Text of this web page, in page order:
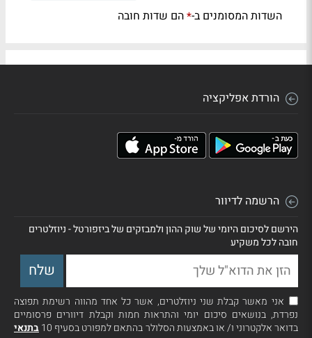
השדות המסומנים ב-*הם שדות חובה
הורדת אפליקציה
הרשמה לדיוור
הירשם לסיכום היומי של שוק ההון ולמבזקים של ביזפורטל - ניוזלטרים
חובה לכל משקיע
אני מאשר קבלת שני ניוזלטרים, אשר כל אחד מהווה רשימת תפוצה
נפרדת, בנושאים סיכום יומי והתראות חמות וקבלת דיוורים פרסומיים
בדואר אלקטרוני ו/ או באמצעות הסלולר בהתאם למפורט בסעיף 10
בתנאי